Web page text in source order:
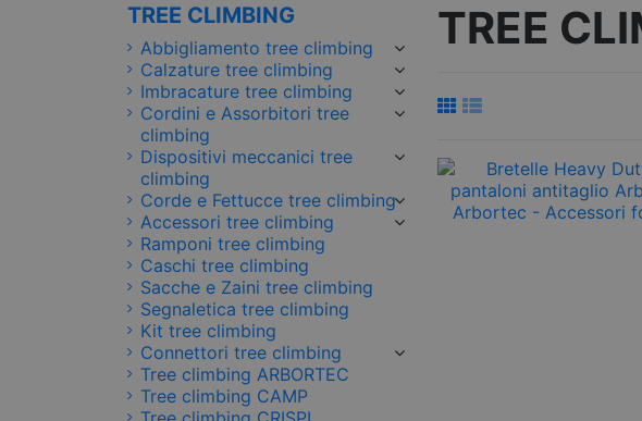
TREE
TREE CLIMBING
Abbigliamento tree climbing
Calzature tree climbing
Imbracature tree climbing
Cordini e Assorbitori tree
climbing
Dispositivi meccanici tree
climbing
Corde e Fettucce tree climbing
Accessori tree climbing
Ramponi tree climbing
Caschi tree climbing
Sacche e Zaini tree climbing
Segnaletica tree climbing
Kit tree climbing
Connettori tree climbing
Tree climbing ARBORTEC
Tree climbing CAMP